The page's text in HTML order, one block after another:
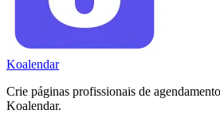
Koalendar
Crie páginas profissionais de
Koalendar.